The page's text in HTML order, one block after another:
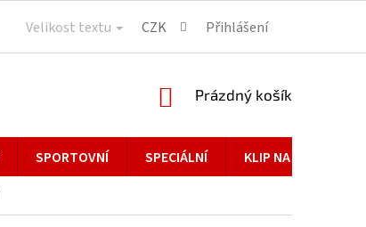
Velikost textu CZK Přihlášení
NÁKUPNÍ
Prázdný košík
SPORTOVNÍ SPECIÁLNÍ KLIP NA BRÝLE